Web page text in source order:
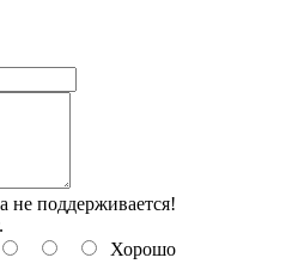
не поддерживается!
Хорошо